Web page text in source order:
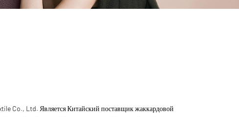
Co., Ltd. ЯвляетсяКитайский поставщик жаккардовой